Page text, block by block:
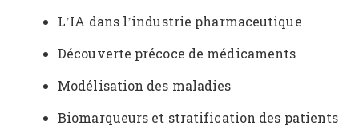
L’IA dans l’industrie pharmaceutique
Découverte précoce de médicaments
Modélisation des maladies
Biomarqueurs et stratification des patients